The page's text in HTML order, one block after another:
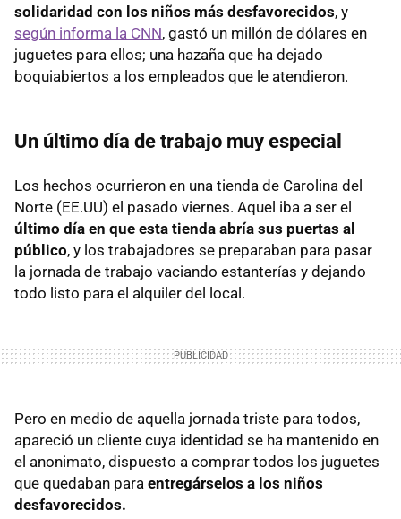
solidaridad con los niños más desfavorecidos, y
según informa la CNN, gastó un millón de dólares en
juguetes para ellos; una hazaña que ha dejado
boquiabiertos a los empleados que le atendieron.
Un último día de trabajo muy especial
Los hechos ocurrieron en una tienda de Carolina del
Norte (EE.UU) el pasado viernes. Aquel iba a ser el
último día en que esta tienda abría sus puertas al
público, y los trabajadores se preparaban para pasar
la jornada de trabajo vaciando estanterías y dejando
todo listo para el alquiler del local.
Pero en medio de aquella jornada triste para todos,
apareció un cliente cuya identidad se ha mantenido en
el anonimato, dispuesto a comprar todos los juguetes
que quedaban para entregárselos a los niños
desfavorecidos.